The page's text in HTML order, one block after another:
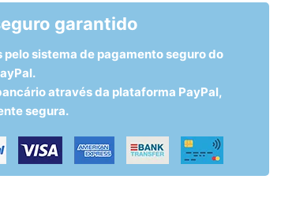
garantido
sistema de pagamento seguro do
através da plataforma PayPal,
segura.